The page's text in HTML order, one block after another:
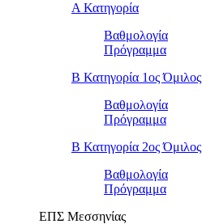
Α Κατηγορία
Βαθμολογία
Πρόγραμμα
Β Κατηγορία 1ος Όμιλος
Βαθμολογία
Πρόγραμμα
Β Κατηγορία 2ος Όμιλος
Βαθμολογία
Πρόγραμμα
ΕΠΣ Μεσσηνίας